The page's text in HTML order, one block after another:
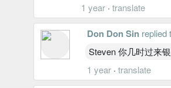
1 year · translate
Don Don Sin replied
Steven 你几时过来
1 year · translate